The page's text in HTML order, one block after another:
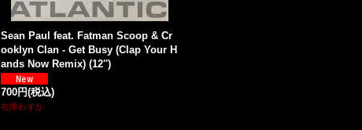
Sean Paul feat. Fatman Scoop & Cr
ooklyn Clan - Get Busy (Clap Your H
ands Now Remix) (12'')
700円(税込)
在庫わずか